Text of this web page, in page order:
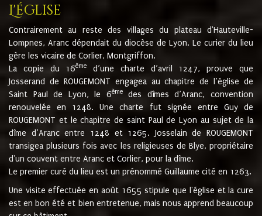
L'église
Contrairement au reste des villages du plateau d'Hauteville-
Lompnes, Aranc dépendait du diocèse de Lyon. Le curier du lieu
gère les vicaire de Corlier, Montgriffon.
La copie du 16ème
d’une charte d’avril 1247, prouve que
Josserand de ROUGEMONT engagea au chapitre de l’église de
Saint Paul de Lyon, le 6èmedes dîmes d’Aranc, convention
renouvelée en 1248. Une charte fut signée entre Guy de
ROUGEMONT et le chapitre de saint Paul de Lyon au sujet de la
dîme d’Aranc entre 1248 et 1265. Josselain de ROUGEMONT
transigea plusieurs fois avec les religieuses de Blye, propriétaire
d'un couvent entre Aranc et Corlier, pour la dîme.
Le premier curé du lieu est un prénommé Guillaume cité en 1263.
Une visite effectuée en août 1655 stipule que l'église et la cure
est en bon été et bien entretenue, mais nous apprend beaucoup